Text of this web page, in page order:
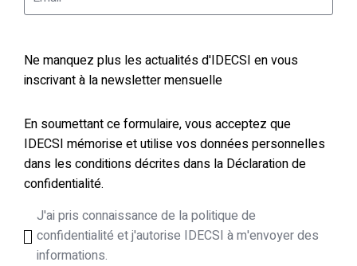
Ne manquez plus les actualités d'IDECSI en vous
inscrivant à la newsletter mensuelle
En soumettant ce formulaire, vous acceptez que
IDECSI mémorise et utilise vos données personnelles
dans les conditions décrites dans la Déclaration de
confidentialité.
J'ai pris connaissance de la politique de
confidentialité et j'autorise IDECSI à m'envoyer des
informations.